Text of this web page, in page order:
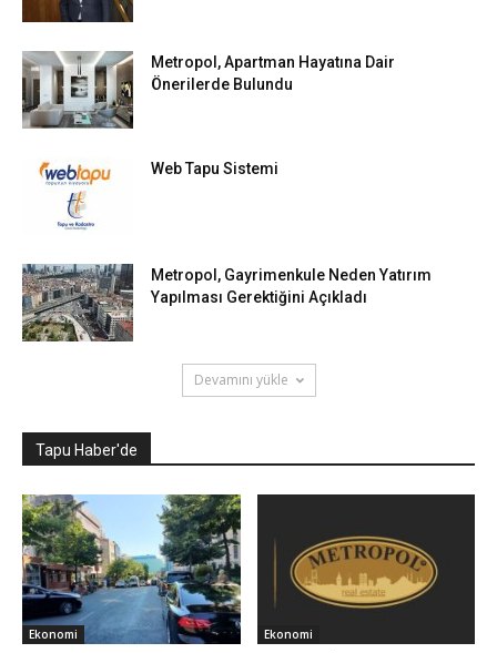
Metropol, Apartman Hayatına Dair
Önerilerde Bulundu
Web Tapu Sistemi
Metropol, Gayrimenkule Neden Yatırım
Yapılması Gerektiğini Açıkladı
Devamını yükle
Tapu Haber'de
Ekonomi Ekonomi